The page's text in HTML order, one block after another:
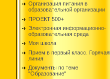
Организация питания в
образовательной организации
ПРОЕКТ 500+
Электронная информационно-
образовательная среда
Моя школа
Прием в первый класс. Горячая
линия
Документы по теме
"Образование"